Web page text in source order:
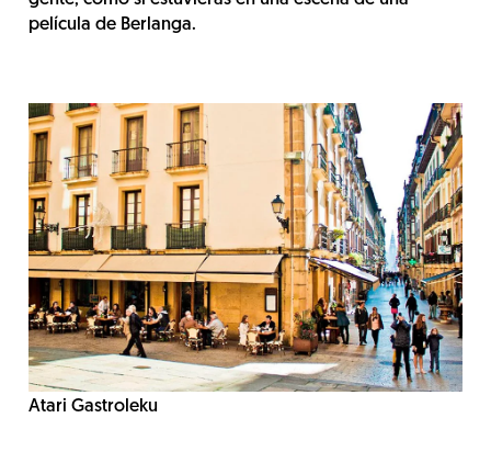
película de Berlanga.
Atari Gastroleku